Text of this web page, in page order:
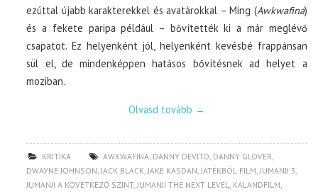
ezúttal újabb karakterekkel és avatárokkal – Ming (Awkwafina)
és a fekete paripa például – bővítették ki a már meglévő
csapatot. Ez helyenként jól, helyenként kevésbé frappánsan
sül el, de mindenképpen hatásos bővítésnek ad helyet a
moziban.
Olvasd tovább →
KRITIKA AWKWAFINA DANNY DEVITO DANNY GLOVER
DWAYNE JOHNSON JACK BLACK JAKE KASDAN JÁTÉKBÓL FILM JUMANJI 3
JUMANJI A KÖVETKEZŐ SZINT, JUMANJI THE NEXT LEVEL KALANDFILM